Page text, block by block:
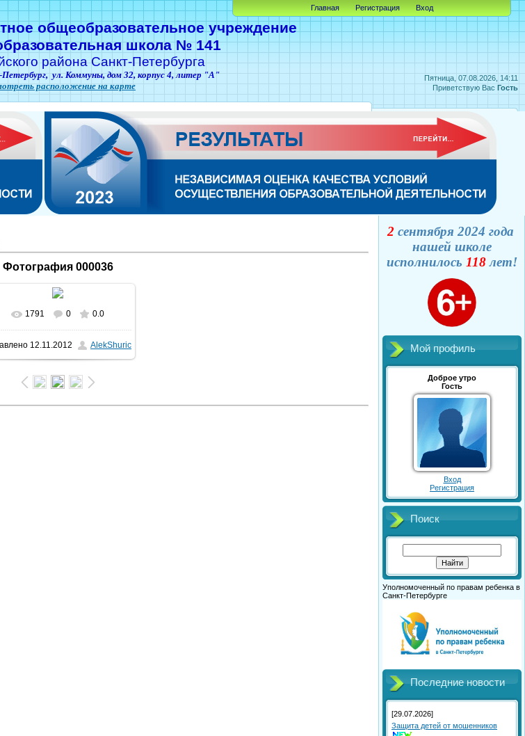
Пятница, 07.08.2026, 14:11
Приветствую Вас Гость
общеобразовательное учреждение
школа № 141
района Санкт-Петербурга
ул. Коммуны, дом 32, корпус 4, литер "А"
расположение на карте
Главная Регистрация Вход
Фотография 000036
1791 0 0.0
12.11.2012 AlekShuric
2 сентября 2024 года
нашей школе
исполнилось 118лет!
Мой профиль
Доброе утро
Гость
Вход
Регистрация
Поиск
Уполномоченный по правам ребенка в
Санкт-Петербурге
Последние новости
[29.07.2026]
Защита детей от мошенников